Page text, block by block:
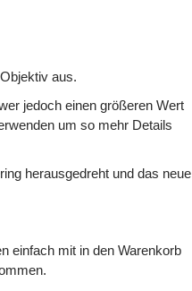
aus.
jedoch einen größeren Wert
um so mehr Details
herausgedreht und das neue
einfach mit in den Warenkorb